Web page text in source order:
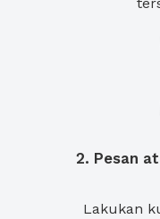
2. Pesan
Lakukan